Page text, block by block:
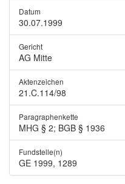
Datum
30.07.1999
Gericht
AG Mitte
Aktenzeichen
21.C.114/98
Paragraphenkette
MHG § 2; BGB § 1936
Fundstelle(n)
GE 1999, 1289